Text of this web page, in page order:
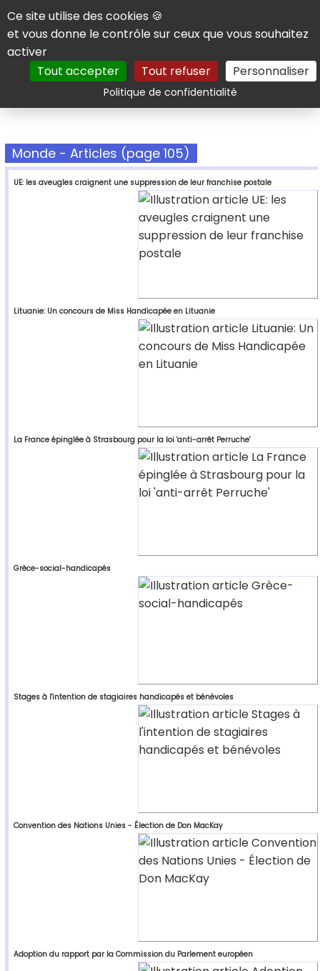
Panneau de gestion des cookies
Ce site utilise des cookies 🍪
et vous donne le contrôle sur ceux que vous souhaitez
activer
Tout accepter
Tout refuser Personnaliser
Politique de confidentialitéRechercher
Monde - Articles (page 105)
UE: les aveugles craignent une suppression de leur franchise postale
Lituanie: Un concours de Miss Handicapée en Lituanie
La France épinglée à Strasbourg pour la loi 'anti-arrêt Perruche'
Grèce-social-handicapés
Stages à l'intention de stagiaires handicapés et bénévoles
Convention des Nations Unies - Élection de Don MacKay
Adoption du rapport par la Commission du Parlement européen